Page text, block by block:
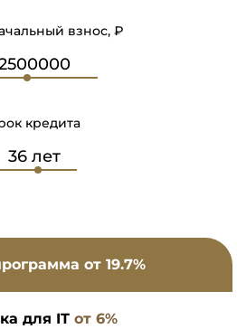
взнос, ₽
кредита
от 19.7%
для IT от 6%